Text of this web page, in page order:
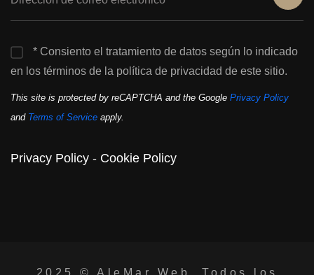
* Consiento el tratamiento de datos según lo indicado
en los términos de la política de privacidad de este sitio.
This site is protected by reCAPTCHA and the Google Privacy Policy
and Terms of Service apply.
Privacy Policy - Cookie Policy
2025 © AleMar Web . Todos los